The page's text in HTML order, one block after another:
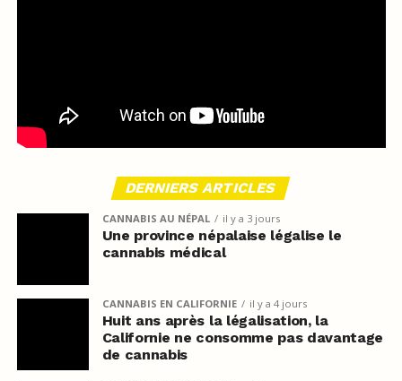
DERNIERS ARTICLES
CANNABIS AU NÉPAL il y a 3 jours
Une province népalaise légalise le
cannabis médical
CANNABIS EN CALIFORNIE il y a 4 jours
Huit ans après la légalisation, la
Californie ne consomme pas davantage
de cannabis